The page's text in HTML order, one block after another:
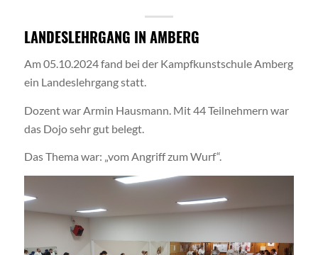
LANDESLEHRGANG IN AMBERG
Am 05.10.2024 fand bei der Kampfkunstschule Amberg
ein Landeslehrgang statt.
Dozent war Armin Hausmann. Mit 44 Teilnehmern war
das Dojo sehr gut belegt.
Das Thema war: „vom Angriff zum Wurf“.